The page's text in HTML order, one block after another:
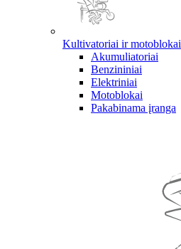
Kultivatoriai ir motoblokai
Akumuliatoriai
Benzininiai
Elektriniai
Motoblokai
Pakabinama įranga